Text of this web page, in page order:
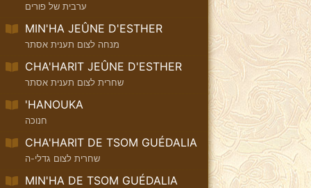
ערבית של פורים
MIN'HA JEÛNE D'ESTHER
מנחה לצום תענית אסתר
CHA'HARIT JEÛNE D'ESTHER
שחרית לצום תענית אסתר
'HANOUKA
חנוכה
CHA'HARIT DE TSOM GUÉDALIA
שחרית לצום גדלי-ה
MIN'HA DE TSOM GUÉDALIA